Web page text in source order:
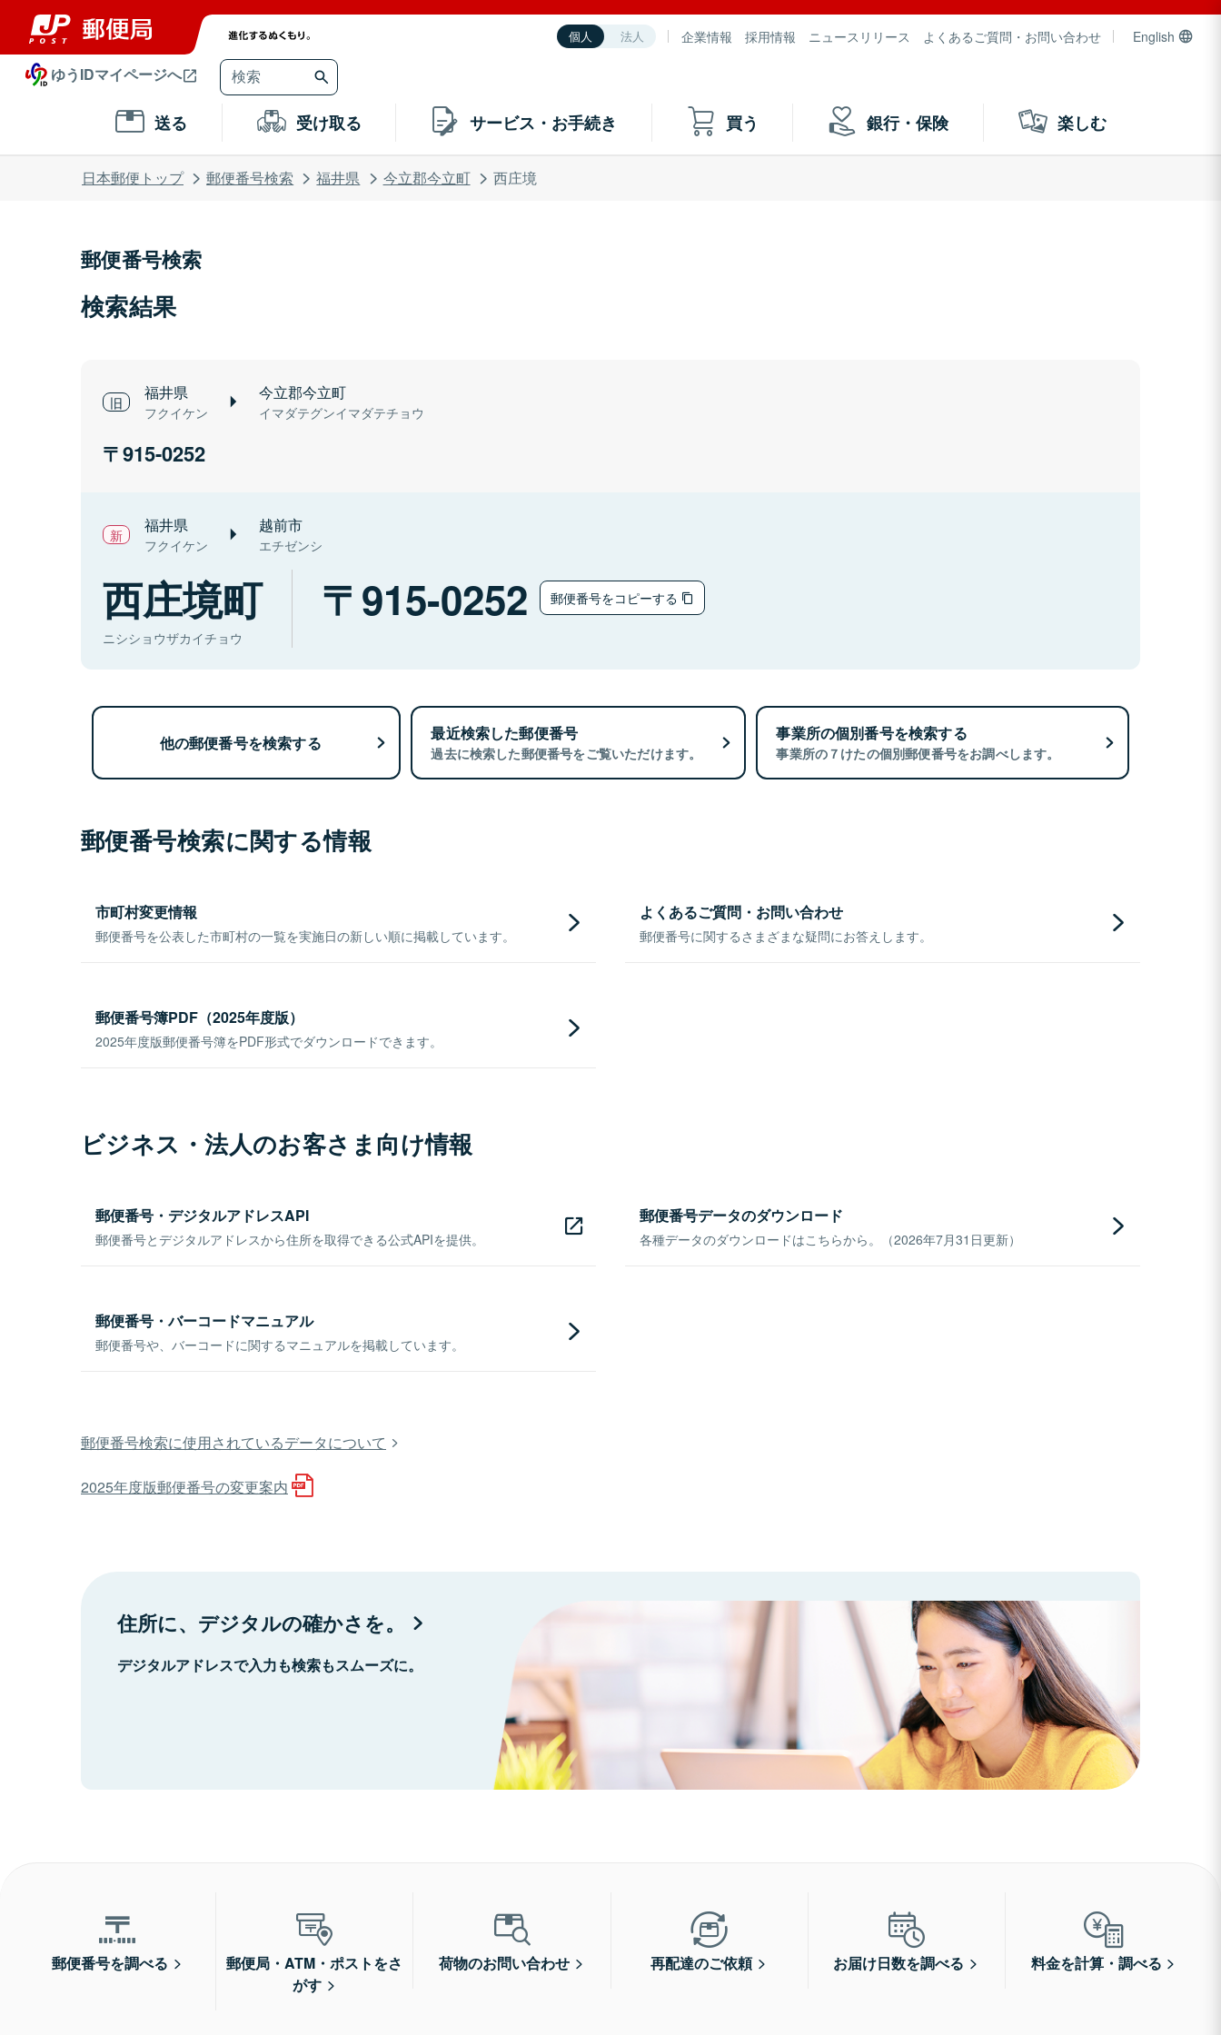
個人 法人 企業情報 採用情報 ニュースリリース よくあるご質問・お問い合わせ English
ゆうIDマイページへ
送る 受け取る サービス・お手続き 買う 銀行・保険 楽しむ
日本郵便トップ 郵便番号検索 福井県 今立郡今立町 西庄境
郵便番号検索
検索結果
福井県
フクイケン
今立郡今立町
イマダテグンイマダテチョウ
915-0252
福井県
フクイケン
越前市
エチゼンシ
西庄境町
ニシショウザカイチョウ
915-0252 郵便番号をコピーする
他の郵便番号を検索する 最近検索した郵便番号
過去に検索した郵便番号をご覧いただけます。
事業所の個別番号を検索する
事業所の７けたの個別郵便番号をお調べします。
郵便番号検索に関する情報
市町村変更情報
郵便番号を公表した市町村の一覧を実施日の新しい順に掲載しています。
よくあるご質問・お問い合わせ
郵便番号に関するさまざまな疑問にお答えします。
郵便番号簿PDF（2025年度版）
2025年度版郵便番号簿をPDF形式でダウンロードできます。
ビジネス・法人のお客さま向け情報
郵便番号・デジタルアドレスAPI
郵便番号とデジタルアドレスから住所を取得できる公式APIを提供。
郵便番号データのダウンロード
各種データのダウンロードはこちらから。（2026年7月31日更新）
郵便番号・バーコードマニュアル
郵便番号や、バーコードに関するマニュアルを掲載しています。
郵便番号検索に使用されているデータについて
2025年度版郵便番号の変更案内
住所に、デジタルの確かさを。
デジタルアドレスで入力も検索もスムーズに。
郵便番号を調べる
郵便局・ATM・ポストをさ
がす
荷物のお問い合わせ 再配達のご依頼 お届け日数を調べる 料金を計算・調べる